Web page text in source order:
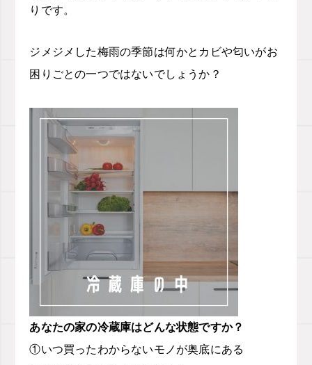
りです。
ジメジメした梅雨の季節は何かとカビや匂いがお
困りごとの一つではないでしょうか？
あなたの家の冷蔵庫はどんな状態ですか？
①いつ買ったわからないモノが奥底にある